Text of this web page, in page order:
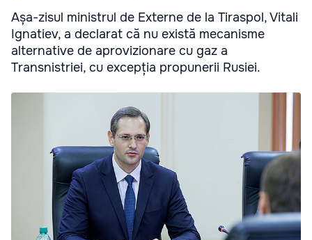
Așa-zisul ministrul de Externe de la Tiraspol, Vitali
Ignatiev, a declarat că nu există mecanisme
alternative de aprovizionare cu gaz a
Transnistriei, cu excepția propunerii Rusiei.